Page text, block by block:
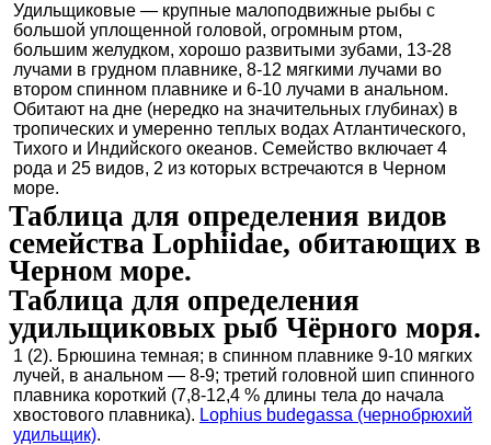
Удильщиковые — крупные малоподвижные рыбы с
большой уплощенной головой, огромным ртом,
большим желудком, хорошо развитыми зубами, 13-28
лучами в грудном плавнике, 8-12 мягкими лучами во
втором спинном плавнике и 6-10 лучами в анальном.
Обитают на дне (нередко на значительных глубинах) в
тропических и умеренно теплых водах Атлантического,
Тихого и Индийского океанов. Семейство включает 4
рода и 25 видов, 2 из которых встречаются в Черном
море.
Таблица для определения видов
семейства Lophiidae, обитающих в
Черном море.
Таблица для определения
удильщиковых рыб Чёрного моря.
1 (2). Брюшина темная; в спинном плавнике 9-10 мягких
лучей, в анальном — 8-9; третий головной шип спинного
плавника короткий (7,8-12,4 % длины тела до начала
хвостового плавника). Lophius budegassa (чернобрюхий
удильщик).